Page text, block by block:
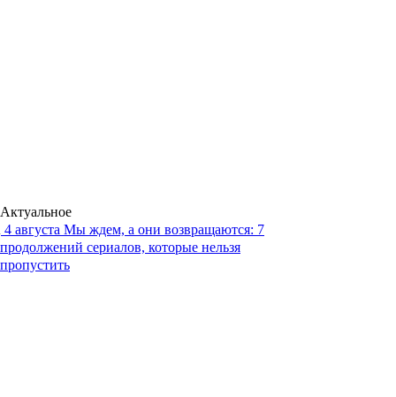
Актуальное
4 августа Мы ждем, а они возвращаются: 7
продолжений сериалов, которые нельзя
пропустить